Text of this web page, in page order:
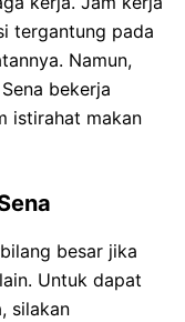
tergantung pada
Namun,
bekerja
istirahat makan
besar jika
Untuk dapat
silakan